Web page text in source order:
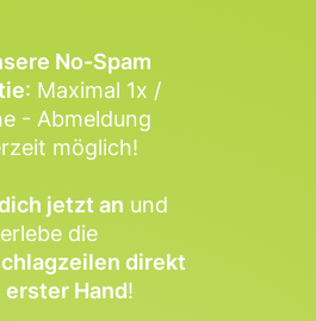
No-Spam
: Maximal 1x /
- Abmeldung
möglich!
jetzt an und
erlebe die
direkt
erster Hand!